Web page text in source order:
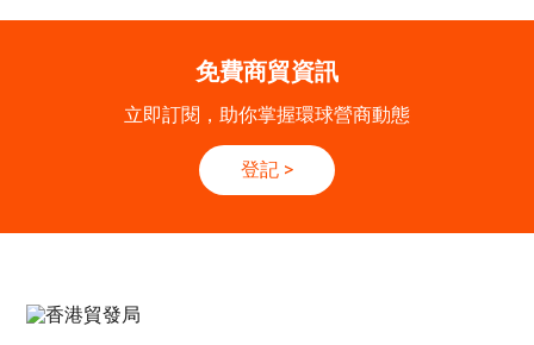
SEP
運輸物流學會國際會議 2026
「香港好物節 (東盟)」2026
13.10.2026 - 16.10.2026
免費商貿資訊
立即訂閱，助你掌握環球營商動態
登記 >